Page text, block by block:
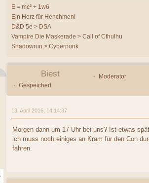
E = mc² + 1w6
Ein Herz für Henchmen!
D&D 5e > DSA
Vampire Die Maskerade > Call of Cthulhu
Shadowrun > Cyberpunk
Biest
Moderator
Gespeichert
13. April 2016, 14:14:37
Morgen dann um 17 Uhr bei uns? Ist etwas
ich muss noch einiges an Kram für den Con
fahren.